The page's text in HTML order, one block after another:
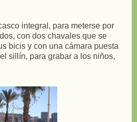
integral, para meterse por
con dos chavales que se
bicis y con una cámara puesta
sillín, para grabar a los niños,